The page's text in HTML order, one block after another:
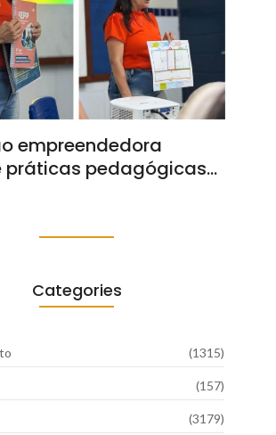
empreendedora
práticas pedagógicas…
Categories
(1315)
(157)
(3179)